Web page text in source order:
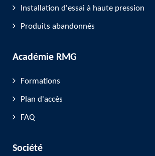
Installation d'essai à haute pression
Produits abandonnés
Académie RMG
Formations
Plan d'accès
FAQ
Société